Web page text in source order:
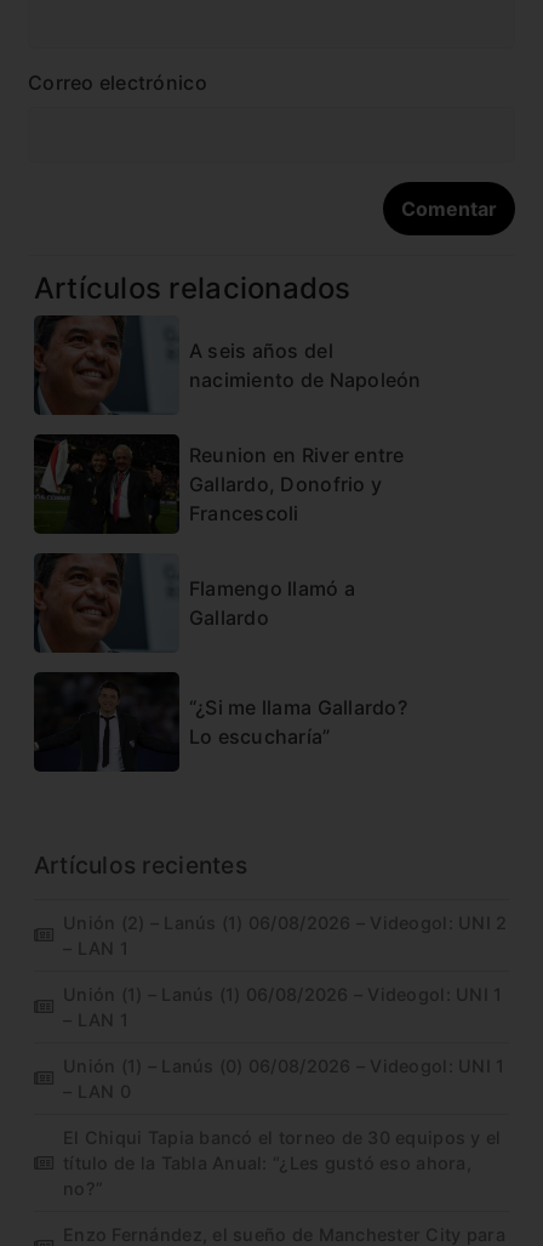
Correo electrónico
Artículos relacionados
A seis años del
nacimiento de Napoleón
Reunion en River entre
Gallardo, Donofrio y
Francescoli
Flamengo llamó a
Gallardo
“¿Si me llama Gallardo?
Lo escucharía”
Artículos recientes
Unión (2) – Lanús (1) 06/08/2026 – Videogol: UNI 2
– LAN 1
Unión (1) – Lanús (1) 06/08/2026 – Videogol: UNI 1
– LAN 1
Unión (1) – Lanús (0) 06/08/2026 – Videogol: UNI 1
– LAN 0
El Chiqui Tapia bancó el torneo de 30 equipos y el
título de la Tabla Anual: “¿Les gustó eso ahora,
no?”
Enzo Fernández, el sueño de Manchester City para